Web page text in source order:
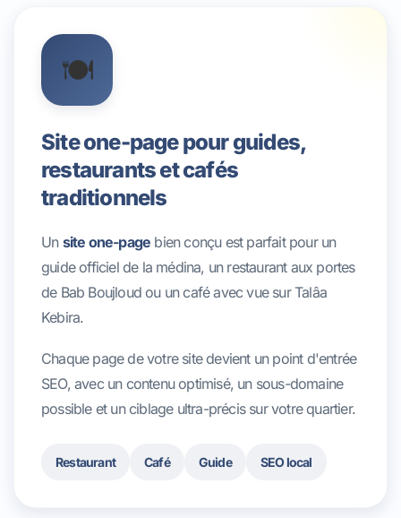
🍽️
Site one-page pour guides,
restaurants et cafés
traditionnels
Un site one-page bien conçu est parfait pour un
guide officiel de la médina, un restaurant aux portes
de Bab Boujloud ou un café avec vue sur Talâa
Kebira.
Chaque page de votre site devient un point d'entrée
SEO, avec un contenu optimisé, un sous-domaine
possible et un ciblage ultra-précis sur votre quartier.
Restaurant Café Guide SEO local